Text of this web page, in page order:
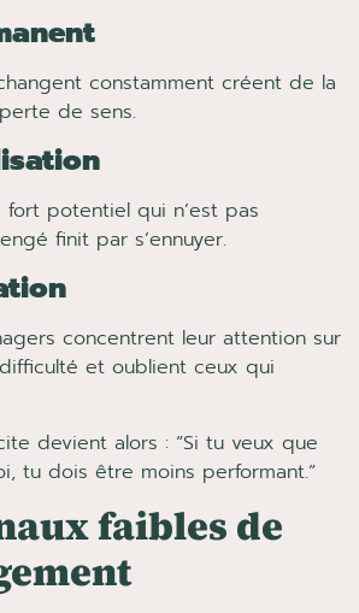
constamment créent de la
de sens.
fort potentiel qui n’est pas
finit par s’ennuyer.
concentrent leur attention sur
et oublient ceux qui
devient alors : “Si tu veux que
tu dois être moins performant.”
faibles de